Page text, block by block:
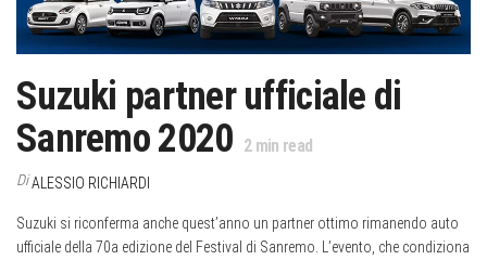
Suzuki partner ufficiale di
Sanremo 2020 2min read
DiALESSIO RICHIARDI
Suzuki si riconferma anche quest’anno un partner ottimo rimanendo auto
ufficiale della 70a edizione del Festival di Sanremo. L’evento, che condiziona